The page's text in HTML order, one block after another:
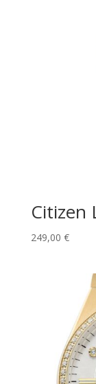
Citizen
249,00 €